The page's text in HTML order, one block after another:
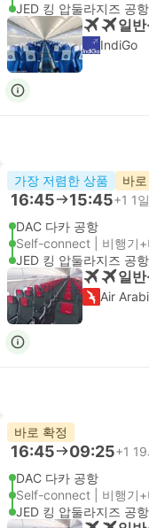
JED 킹 압둘라지즈 공항
일
IndiGo
가장 저렴한 상품 바
16:45 15:45+1 1
DAC 다카 공항
Self-connect | 비행기+
JED 킹 압둘라지즈 공항
일
Air
바로 확정
16:45 09:25+1
DAC 다카 공항
Self-connect | 비행기+
JED 킹 압둘라지즈 공항